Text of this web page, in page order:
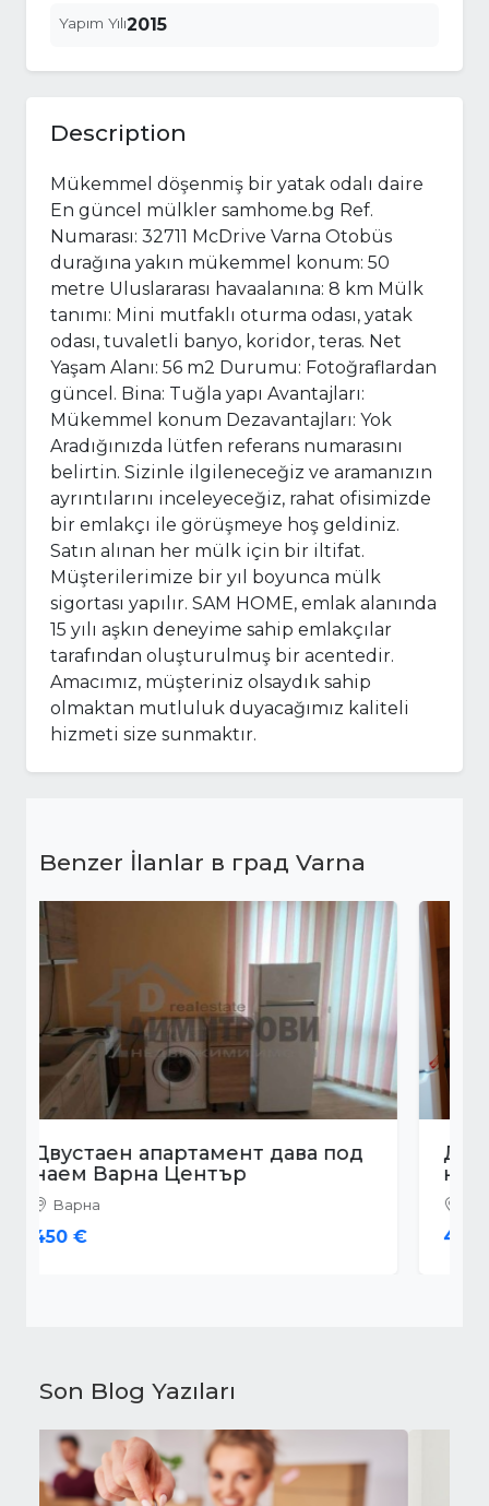
Yapım Yılı2015
Description
Mükemmel döşenmiş bir yatak odalı daire
En güncel mülkler samhome.bg Ref.
Numarası: 32711 McDrive Varna Otobüs
durağına yakın mükemmel konum: 50
metre Uluslararası havaalanına: 8 km Mülk
tanımı: Mini mutfaklı oturma odası, yatak
odası, tuvaletli banyo, koridor, teras. Net
Yaşam Alanı: 56 m2 Durumu: Fotoğraflardan
güncel. Bina: Tuğla yapı Avantajları:
Mükemmel konum Dezavantajları: Yok
Aradığınızda lütfen referans numarasını
belirtin. Sizinle ilgileneceğiz ve aramanızın
ayrıntılarını inceleyeceğiz, rahat ofisimizde
bir emlakçı ile görüşmeye hoş geldiniz.
Satın alınan her mülk için bir iltifat.
Müşterilerimize bir yıl boyunca mülk
sigortası yapılır. SAM HOME, emlak alanında
15 yılı aşkın deneyime sahip emlakçılar
tarafından oluşturulmuş bir acentedir.
Amacımız, müşteriniz olsaydık sahip
olmaktan mutluluk duyacağımız kaliteli
hizmeti size sunmaktır.
Benzer İlanlar в град Varna
Двустаен апартамент дава под
наем Варна Център
Варна
450 €
Son Blog Yazıları